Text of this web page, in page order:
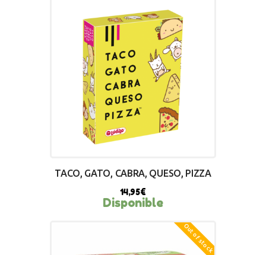
TACO, GATO, CABRA, QUESO, PIZZA
14,95€
Disponible
Out of stock